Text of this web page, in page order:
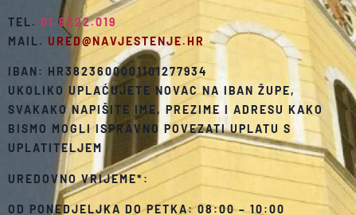
TEL. 01.6222.019
MAIL. URED@NAVJESTENJE.HR
IBAN: HR3823600001101277934
UKOLIKO UPLAĆUJETE NOVAC NA IBAN ŽUPE,
SVAKAKO NAPIŠITE IME, PREZIME I ADRESU KAKO
BISMO MOGLI ISPRAVNO POVEZATI UPLATU S
UPLATITELJEM
UREDOVNO VRIJEME*:
OD PONEDJELJKA DO PETKA: 08:00 – 10:00